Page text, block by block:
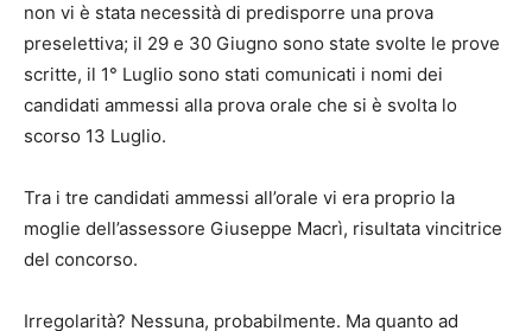
non vi è stata necessità di predisporre una prova
preselettiva; il 29 e 30 Giugno sono state svolte le prove
scritte, il 1° Luglio sono stati comunicati i nomi dei
candidati ammessi alla prova orale che si è svolta lo
scorso 13 Luglio.
Tra i tre candidati ammessi all’orale vi era proprio la
moglie dell’assessore Giuseppe Macrì, risultata vincitrice
del concorso.
Irregolarità? Nessuna, probabilmente. Ma quanto ad